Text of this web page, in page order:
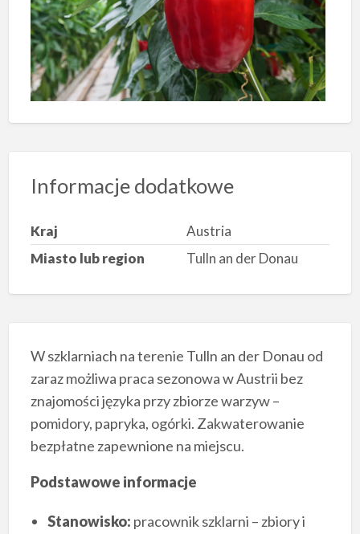
Informacje dodatkowe
Kraj
Austria
Miasto lub region
Tulln an der Donau
W szklarniach na terenie Tulln an der Donau od
zaraz możliwa praca sezonowa w Austrii bez
znajomości języka przy zbiorze warzyw –
pomidory, papryka, ogórki. Zakwaterowanie
bezpłatne zapewnione na miejscu.
Podstawowe informacje
Stanowisko: pracownik szklarni – zbiory i